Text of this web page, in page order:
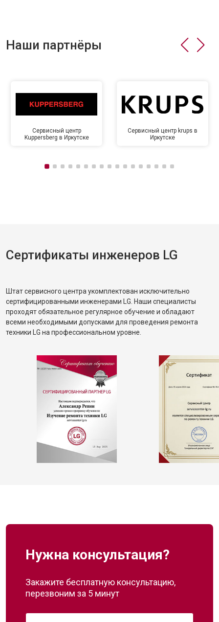
Наши партнёры
Сервисный центр
Kuppersberg в Иркутске
Сервисный центр krups в
Иркутске
Сертификаты инженеров LG
Штат сервисного центра укомплектован исключительно
сертифицированными инженерами LG. Наши специалисты
проходят обязательное регулярное обучение и обладают
всеми необходимыми допусками для проведения ремонта
техники LG на профессиональном уровне.
Нужна консультация?
Закажите бесплатную консультацию,
перезвоним за 5 минут